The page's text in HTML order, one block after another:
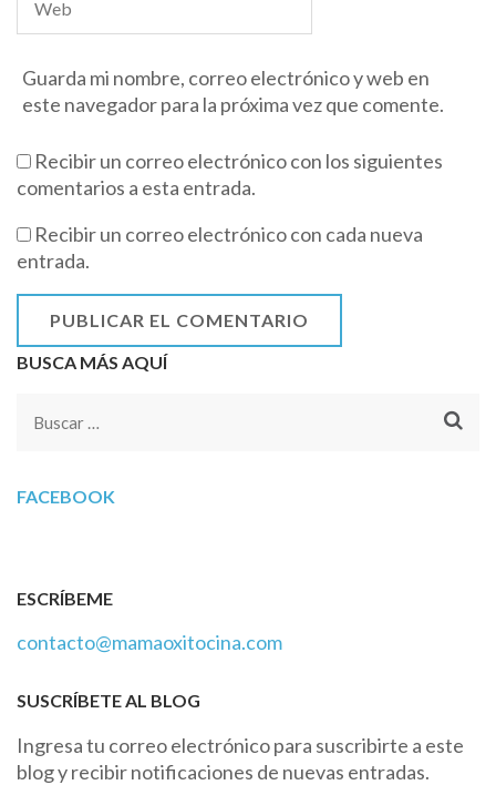
Guarda mi nombre, correo electrónico y web en
este navegador para la próxima vez que comente.
Recibir un correo electrónico con los siguientes
comentarios a esta entrada.
Recibir un correo electrónico con cada nueva
entrada.
BUSCA MÁS AQUÍ
Buscar:
FACEBOOK
ESCRÍBEME
contacto@mamaoxitocina.com
SUSCRÍBETE AL BLOG
Ingresa tu correo electrónico para suscribirte a este
blog y recibir notificaciones de nuevas entradas.